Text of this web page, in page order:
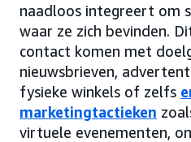
naadloos integreert om
waar ze zich bevinden.
contact komen met
nieuwsbrieven,
fysieke winkels of zelfs
marketingtactieken
virtuele evenementen,